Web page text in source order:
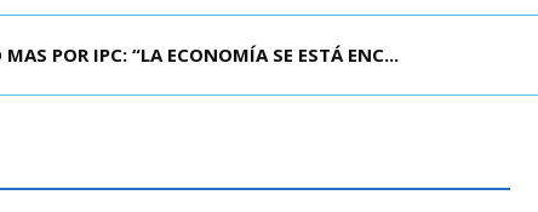
DE TAILANDIA DEJA AL MENOS NUEVE MU...